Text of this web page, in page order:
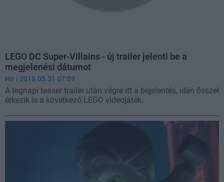
LEGO DC Super-Villains - új trailer jelenti be a
megjelenési dátumot
Hír | 2018.05.31 07:09
A tegnapi teaser trailer után végre itt a bejelentés, idén ősszel
érkezik is a következő LEGO videojáték.